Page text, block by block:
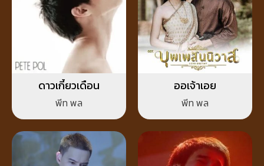
ดาวเกี้ยวเดือน
พีท พล
ออเจ้าเอย
พีท พล